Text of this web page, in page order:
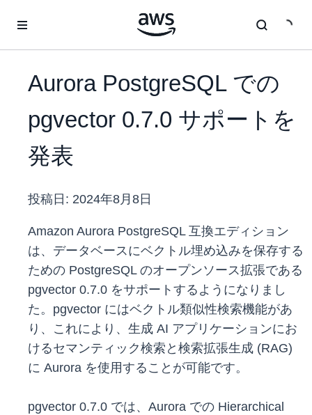
Aurora PostgreSQL での
pgvector 0.7.0 サポートを
発表
投稿日: 2024年8月8日
Amazon Aurora PostgreSQL 互換エディション
は、データベースにベクトル埋め込みを保存する
ための PostgreSQL のオープンソース拡張である
pgvector 0.7.0 をサポートするようになりまし
た。pgvector にはベクトル類似性検索機能があ
り、これにより、生成 AI アプリケーションにお
けるセマンティック検索と検索拡張生成 (RAG)
に Aurora を使用することが可能です。
pgvector 0.7.0 では、Aurora での Hierarchical